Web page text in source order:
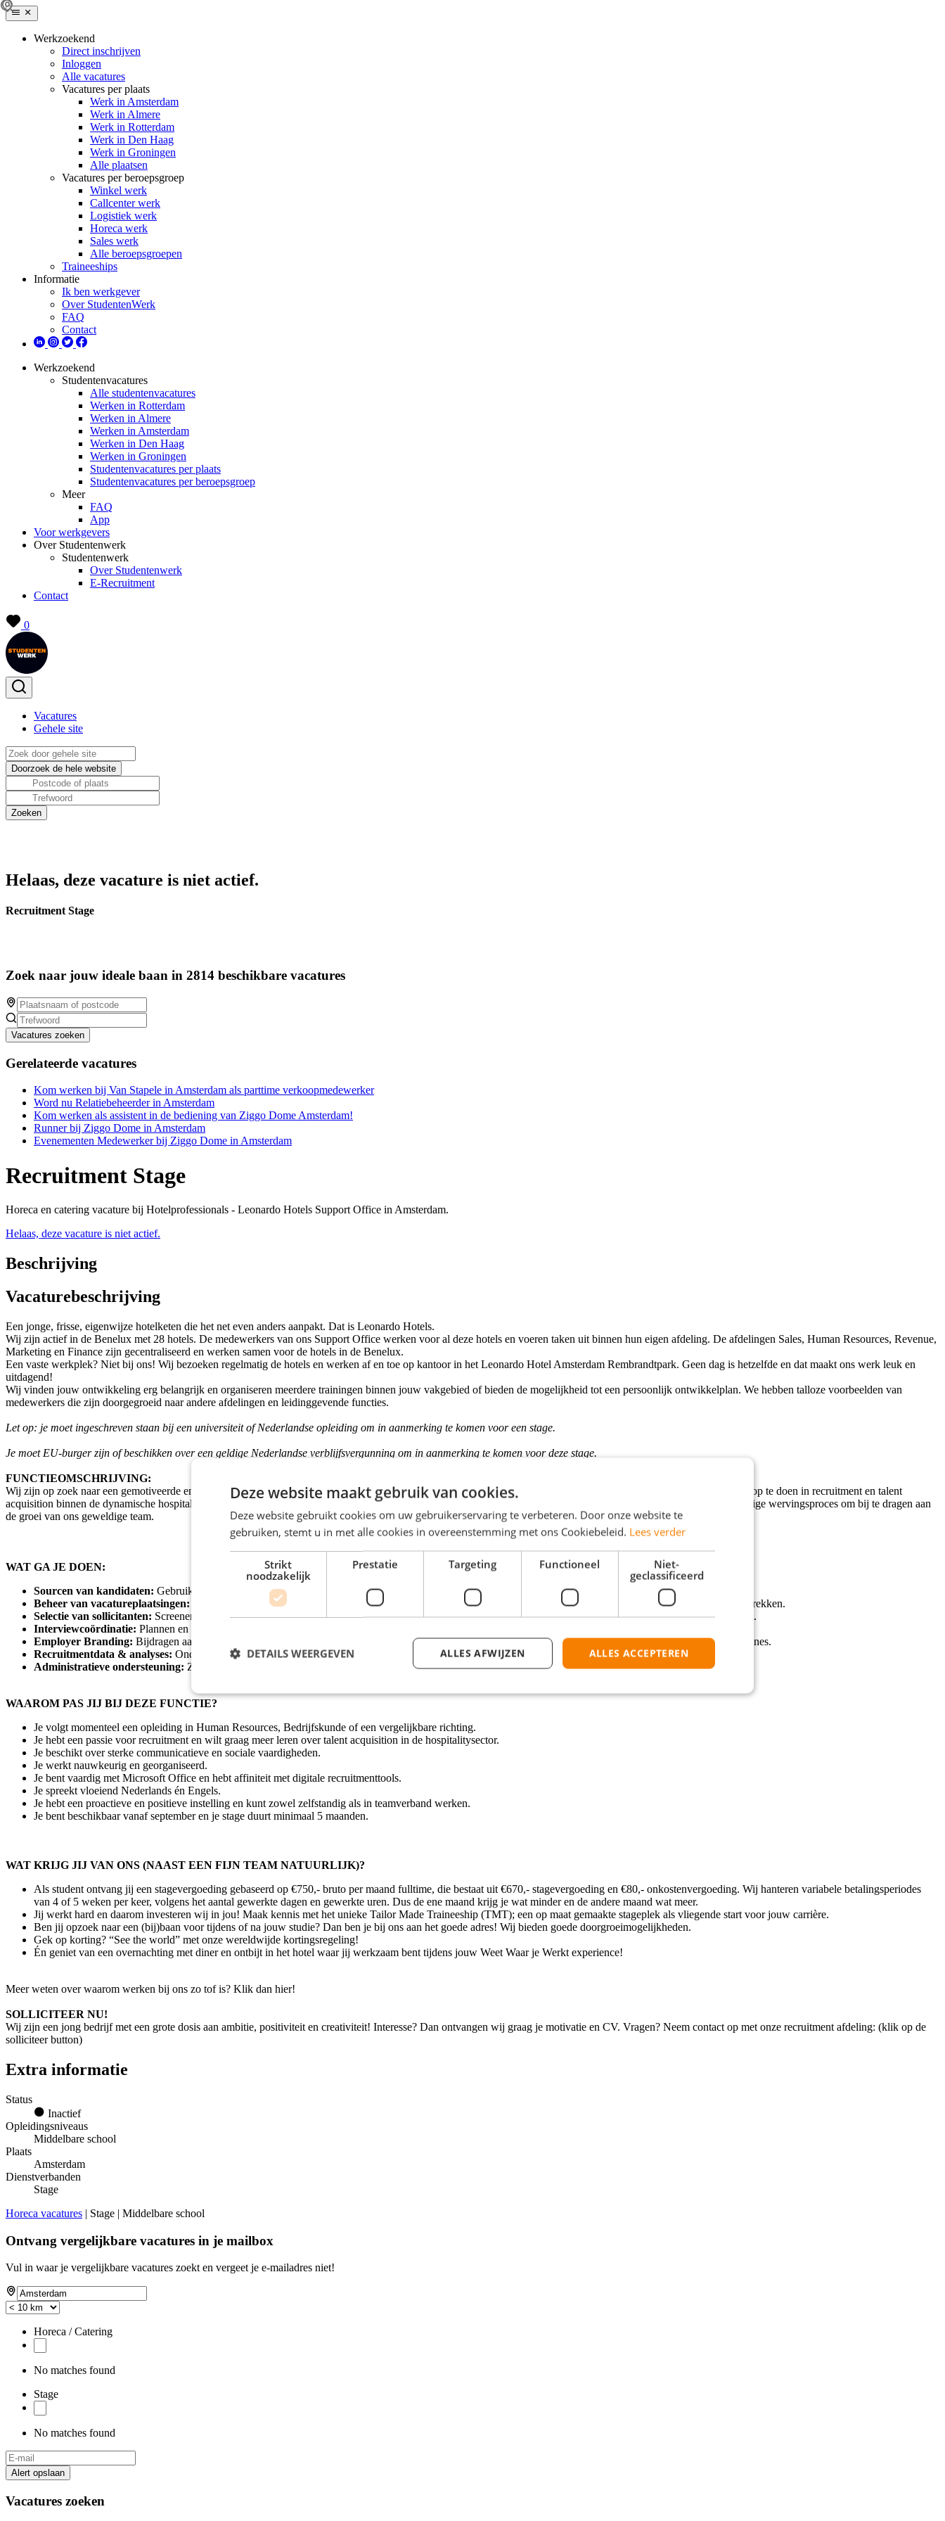
Werkzoekend
Direct inschrijven
Inloggen
Alle vacatures
Vacatures per plaats
Werk in Amsterdam
Werk in Almere
Werk in Rotterdam
Werk in Den Haag
Werk in Groningen
Alle plaatsen
Vacatures per beroepsgroep
Winkel werk
Callcenter werk
Logistiek werk
Horeca werk
Sales werk
Alle beroepsgroepen
Traineeships
Informatie
Ik ben werkgever
Over StudentenWerk
FAQ
Contact
Werkzoekend
Studentenvacatures
Alle studentenvacatures
Werken in Rotterdam
Werken in Almere
Werken in Amsterdam
Werken in Den Haag
Werken in Groningen
Studentenvacatures per plaats
Studentenvacatures per beroepsgroep
Meer
FAQ
App
Voor werkgevers
Over Studentenwerk
Studentenwerk
Over Studentenwerk
E-Recruitment
Contact
0
Vacatures
Gehele site
Helaas, deze vacature is niet actief.
Recruitment Stage
Zoek naar jouw ideale baan in 2814 beschikbare vacatures
Vacatures zoeken
Gerelateerde vacatures
Kom werken bij Van Stapele in Amsterdam als parttime verkoopmedewerker
Word nu Relatiebeheerder in Amsterdam
Kom werken als assistent in de bediening van Ziggo Dome Amsterdam!
Runner bij Ziggo Dome in Amsterdam
Evenementen Medewerker bij Ziggo Dome in Amsterdam
Recruitment Stage
Horeca en catering vacature bij Hotelprofessionals - Leonardo Hotels Support Office in Amsterdam.
Helaas, deze vacature is niet actief.
Beschrijving
Vacaturebeschrijving
Een jonge, frisse, eigenwijze hotelketen die het net even anders aanpakt. Dat is Leonardo Hotels.
Wij zijn actief in de Benelux met 28 hotels. De medewerkers van ons Support Office werken voor al deze hotels en voeren taken uit binnen hun eigen afdeling. De afdelingen Sales, Human Resources, Revenue,
Marketing en Finance zijn gecentraliseerd en werken samen voor de hotels in de Benelux.
Een vaste werkplek? Niet bij ons! Wij bezoeken regelmatig de hotels en werken af en toe op kantoor in het Leonardo Hotel Amsterdam Rembrandtpark. Geen dag is hetzelfde en dat maakt ons werk leuk en
uitdagend!
Wij vinden jouw ontwikkeling erg belangrijk en organiseren meerdere trainingen binnen jouw vakgebied of bieden de mogelijkheid tot een persoonlijk ontwikkelplan. We hebben talloze voorbeelden van
medewerkers die zijn doorgegroeid naar andere afdelingen en leidinggevende functies.
Let op: je moet ingeschreven staan bij een universiteit of Nederlandse opleiding om in aanmerking te komen voor een stage.
Je moet EU-burger zijn of beschikken over een geldige Nederlandse verblijfsvergunning om in aanmerking te komen voor deze stage.
FUNCTIEOMSCHRIJVING:
Wij zijn op zoek naar een gemotiveerde en enthousiaste Recruitment Stagiair(e) om ons team in de Benelux te versterken. Dit is een geweldige kans om praktijkervaring op te doen in recruitment en talent
acquisition binnen de dynamische hospitalitysector. Als Recruitment Stagiair(e) werk je nauw samen met ons HR- en Talent Acquisition-team en ondersteun je het volledige wervingsproces om bij te dragen aan
de groei van ons geweldige team.
WAT GA JE DOEN:
Sourcen van kandidaten: Gebruik verschillende kanalen – zoals vacaturebanken, sociale media en direct contact – om toptalent te identificeren en te benaderen.
Beheer van vacatureplaatsingen: Opstellen, aanpassen en publiceren van aantrekkelijke vacatureteksten om de beste kandidaten in de hospitalitybranche aan te trekken.
Selectie van sollicitanten: Screenen van cv’s en sollicitaties met oog voor detail, en het voeren van eerste gesprekken om te toetsen op kwalificaties en culturele fit.
Interviewcoördinatie: Plannen en coördineren van gesprekken tussen kandidaten en hiring managers voor een soepel en positief sollicitatieproces.
Employer Branding: Bijdragen aan het versterken van Leonardo Hotels als aantrekkelijke werkgever via job fairs, carrière-evenementen en sociale mediacampagnes.
Recruitmentdata & analyses: Ondersteunen bij het bijhouden van wervingsgegevens en het maken van rapportages over belangrijke statistieken en trends.
Administratieve ondersteuning: Zorgdragen voor een goede werking van het applicant tracking system en naleving van interne processen en wetgeving.
WAAROM PAS JIJ BIJ DEZE FUNCTIE?
Je volgt momenteel een opleiding in Human Resources, Bedrijfskunde of een vergelijkbare richting.
Je hebt een passie voor recruitment en wilt graag meer leren over talent acquisition in de hospitalitysector.
Je beschikt over sterke communicatieve en sociale vaardigheden.
Je werkt nauwkeurig en georganiseerd.
Je bent vaardig met Microsoft Office en hebt affiniteit met digitale recruitmenttools.
Je spreekt vloeiend Nederlands én Engels.
Je hebt een proactieve en positieve instelling en kunt zowel zelfstandig als in teamverband werken.
Je bent beschikbaar vanaf september en je stage duurt minimaal 5 maanden.
WAT KRIJG JIJ VAN ONS (NAAST EEN FIJN TEAM NATUURLIJK)?
Als student ontvang jij een stagevergoeding gebaseerd op €750,- bruto per maand fulltime, die bestaat uit €670,- stagevergoeding en €80,- onkostenvergoeding. Wij hanteren variabele betalingsperiodes
van 4 of 5 weken per keer, volgens het aantal gewerkte dagen en gewerkte uren. Dus de ene maand krijg je wat minder en de andere maand wat meer.
Jij werkt hard en daarom investeren wij in jou! Maak kennis met het unieke Tailor Made Traineeship (TMT); een op maat gemaakte stageplek als vliegende start voor jouw carrière.
Ben jij opzoek naar een (bij)baan voor tijdens of na jouw studie? Dan ben je bij ons aan het goede adres! Wij bieden goede doorgroeimogelijkheden.
Gek op korting? “See the world” met onze wereldwijde kortingsregeling!
Én geniet van een overnachting met diner en ontbijt in het hotel waar jij werkzaam bent tijdens jouw Weet Waar je Werkt experience!
Meer weten over waarom werken bij ons zo tof is? Klik dan hier!
SOLLICITEER NU!
Wij zijn een jong bedrijf met een grote dosis aan ambitie, positiviteit en creativiteit! Interesse? Dan ontvangen wij graag je motivatie en CV. Vragen? Neem contact op met onze recruitment afdeling: (klik op de
solliciteer button)
Extra informatie
Status
Inactief
Opleidingsniveaus
Middelbare school
Plaats
Amsterdam
Dienstverbanden
Stage
Horeca vacatures | Stage | Middelbare school
Ontvang vergelijkbare vacatures in je mailbox
Vul in waar je vergelijkbare vacatures zoekt en vergeet je e-mailadres niet!
Horeca / Catering
No matches found
Stage
No matches found
Alert opslaan
Vacatures zoeken
Deze website maakt gebruik van cookies.
Deze website gebruikt cookies om uw gebruikerservaring te verbeteren. Door onze website te
gebruiken, stemt u in met alle cookies in overeenstemming met ons Cookiebeleid. Lees verder
Strikt
noodzakelijk
Prestatie Targeting Functioneel
Niet-
geclassificeerd
ALLES ACCEPTEREN
ALLES AFWIJZEN
DETAILS WEERGEVEN